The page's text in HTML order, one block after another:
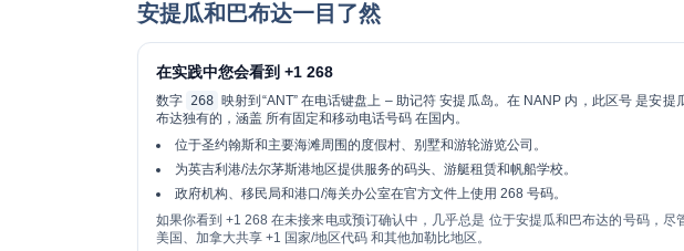
安提瓜和巴布达一目了然
在实践中您会看到 +1 268
数字 268 映射到“ANT” 在电话键盘上 – 助记符安提瓜岛。在 NANP 内，此区号 是安提
布达独有的，涵盖 所有固定和移动电话号码在国内。
位于圣约翰斯和主要海滩周围的度假村、别墅和游轮游览公司。
为英吉利港/法尔茅斯港地区提供服务的码头、游艇租赁和帆船学校。
政府机构、移民局和港口/海关办公室在官方文件上使用 268 号码。
如果你看到+1 268 在未接来电或预订确认中，几乎总是 位于安提瓜和巴布达的号码，尽
美国、加拿大共享 +1 国家/地区代码 和其他加勒比地区。